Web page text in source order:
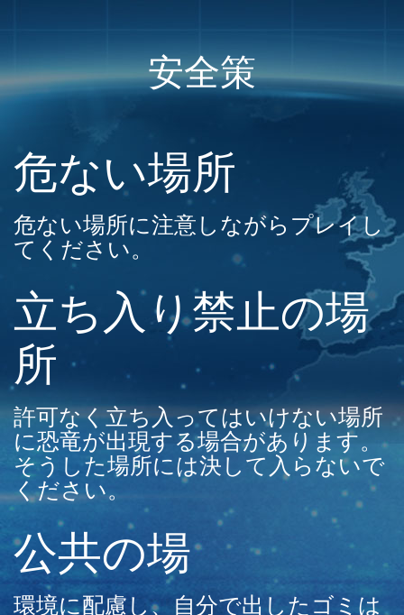
安全策
危ない場所
危ない場所に注意しながらプレイし
てください。
立ち入り禁止の場
所
許可なく立ち入ってはいけない場所
に恐竜が出現する場合があります。
そうした場所には決して入らないで
ください。
公共の場
環境に配慮し、自分で出したゴミは